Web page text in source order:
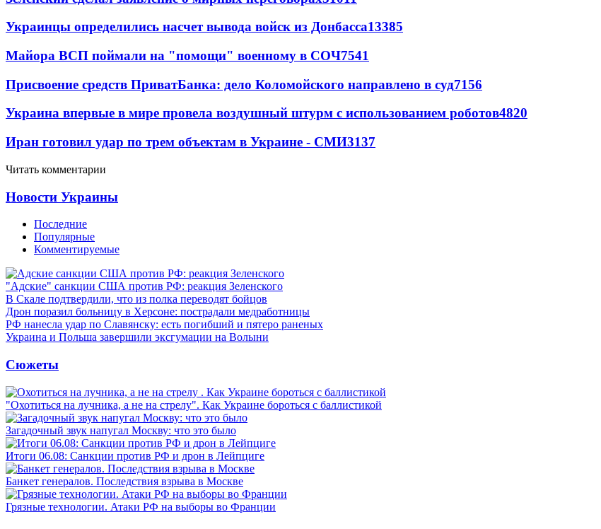
Украинцы определились насчет вывода войск из Донбасса13385
Майора ВСП поймали на "помощи" военному в СОЧ7541
Присвоение средств ПриватБанка: дело Коломойского направлено в суд7156
Украина впервые в мире провела воздушный штурм с использованием роботов4820
Иран готовил удар по трем объектам в Украине - СМИ3137
Читать комментарии
Новости Украины
Последние
Популярные
Комментируемые
"Адские" санкции США против РФ: реакция Зеленского
В Скале подтвердили, что из полка переводят бойцов
Дрон поразил больницу в Херсоне: пострадали медработницы
РФ нанесла удар по Славянску: есть погибший и пятеро раненых
Украина и Польша завершили эксгумации на Волыни
Сюжеты
"Охотиться на лучника, а не на стрелу". Как Украине бороться с баллистикой
Загадочный звук напугал Москву: что это было
Итоги 06.08: Санкции против РФ и дрон в Лейпциге
Банкет генералов. Последствия взрыва в Москве
Грязные технологии. Атаки РФ на выборы во Франции